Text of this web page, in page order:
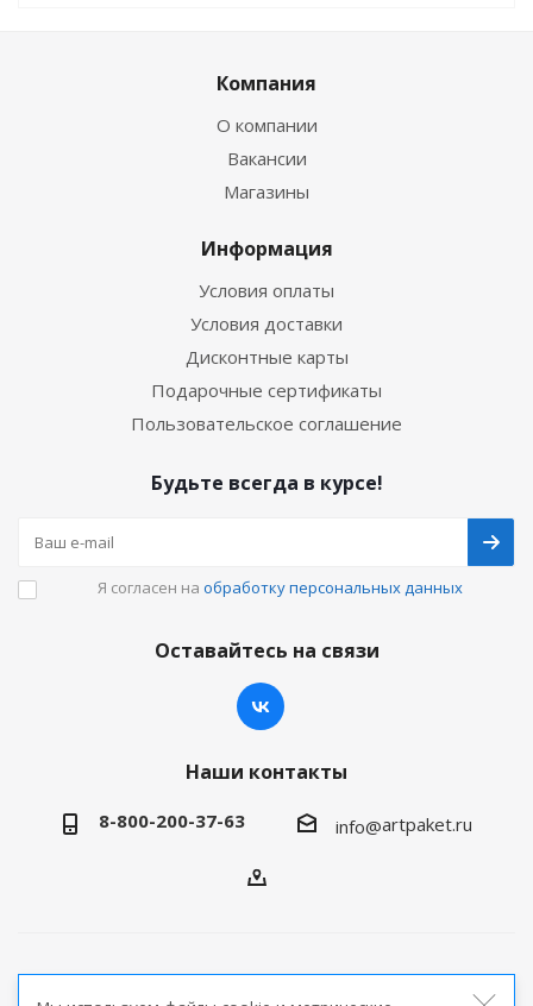
Компания
О компании
Вакансии
Магазины
Информация
Условия оплаты
Условия доставки
Дисконтные карты
Подарочные сертификаты
Пользовательское соглашение
Будьте всегда в курсе!
Я согласен на обработку персональных данных
Оставайтесь на связи
Наши контакты
8-800-200-37-63 info@artpaket.ru